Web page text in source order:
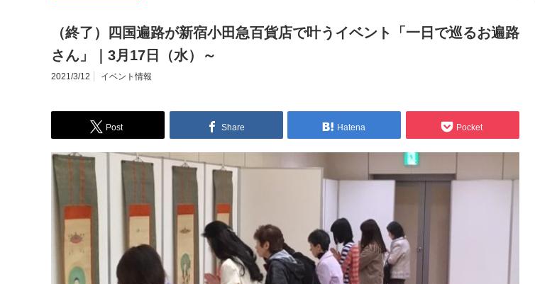
（終了）四国遍路が新宿小田急百貨店で叶うイベント「一日で巡るお遍路
さん」｜3月17日（水）～
2021/3/12 イベント情報
Post Share Hatena Pocket